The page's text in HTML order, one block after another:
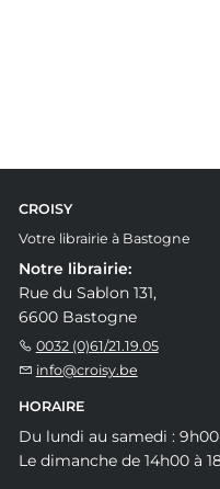
CROISY
Votre librairie à Bastogne
Notre librairie:
Rue du Sablon 131,
6600 Bastogne
0032 (0)61/21.19.05
info@croisy.be
HORAIRE
Du lundi au samedi :
Le dimanche de 14h00 à